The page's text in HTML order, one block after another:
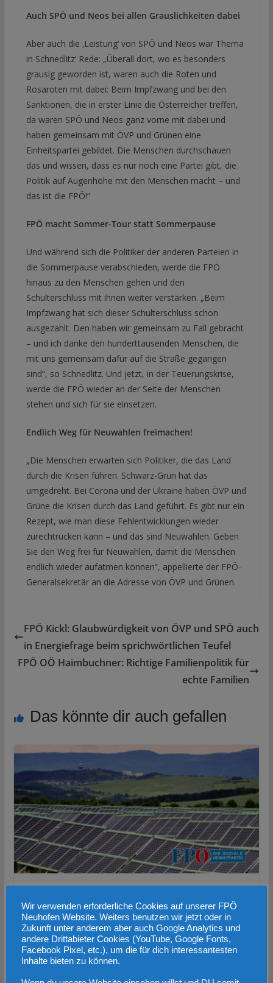
Auch SPÖ und Neos bei allen Grauslichkeiten dabei
Aber auch die ‚Leistung‘ von SPÖ und Neos war Thema
in Schnedlitz‘ Rede: „Überall dort, wo es besonders
grausig geworden ist, waren auch die Roten und
Rosaroten mit dabei: Beim Impfzwang und bei den
Sanktionen, die in erster Linie die Österreicher treffen,
da waren SPÖ und Neos ganz vorne mit dabei und
haben gemeinsam mit ÖVP und Grünen eine
Einheitspartei gebildet. Die Menschen durchschauen
das und wissen, dass es nur noch eine Partei gibt, die
Politik auf Augenhöhe mit den Menschen macht – und
das ist die FPÖ!“
FPÖ macht Sommer-Tour statt Sommerpause
Und während sich die Politiker der anderen Parteien in
die Sommerpause verabschieden, werde die FPÖ
hinaus zu den Menschen gehen und den
Schulterschluss mit ihnen weiter verstärken. „Beim
Impfzwang hat sich dieser Schulterschluss schon
ausgezahlt. Den haben wir gemeinsam zu Fall gebracht
– und ich danke den hunderttausenden Menschen, die
mit uns gemeinsam dafür auf die Straße gegangen
sind“, so Schnedlitz. Und jetzt, in der Teuerungskrise,
werde die FPÖ wieder an der Seite der Menschen
stehen und sich für sie einsetzen.
Endlich Weg für Neuwahlen freimachen!
„Die Menschen erwarten sich Politiker, die das Land
durch die Krisen führen. Schwarz-Grün hat das
umgedreht. Bei Corona und der Ukraine haben ÖVP und
Grüne die Krisen durch das Land geführt. Es gibt nur ein
Rezept, wie man diese Fehlentwicklungen wieder
zurechtrücken kann – und das sind Neuwahlen. Geben
Sie den Weg frei für Neuwahlen, damit die Menschen
endlich wieder aufatmen können“, appellierte der FPÖ-
Generalsekretär an die Adresse von ÖVP und Grünen.
FPÖ Kickl: Glaubwürdigkeit von ÖVP und SPÖ auch
in Energiefrage beim sprichwörtlichen Teufel
FPÖ OÖ Haimbuchner: Richtige Familienpolitik für
echte Familien
Das könnte dir auch gefallen
und unausreichende Förderung
9. Februar 2023
Wir verwenden erforderliche Cookies auf unserer FPÖ
Neuhofen Website. Weiters benutzen wir jetzt oder in
Zukunft unter anderem aber auch Google Analytics und
andere Drittabieter Cookies (YouTube, Google Fonts,
Facebook Pixel, etc.), um die für dich interessantesten
Inhalte bieten zu können.